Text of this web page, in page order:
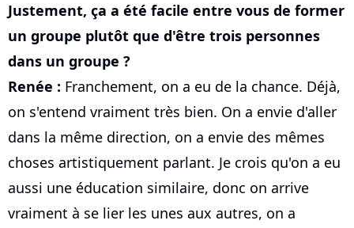
Justement, ça a été facile entre vous de former
un groupe plutôt que d'être trois personnes
dans un groupe ?
Renée : Franchement, on a eu de la chance. Déjà,
on s'entend vraiment très bien. On a envie d'aller
dans la même direction, on a envie des mêmes
choses artistiquement parlant. Je crois qu'on a eu
aussi une éducation similaire, donc on arrive
vraiment à se lier les unes aux autres, on a